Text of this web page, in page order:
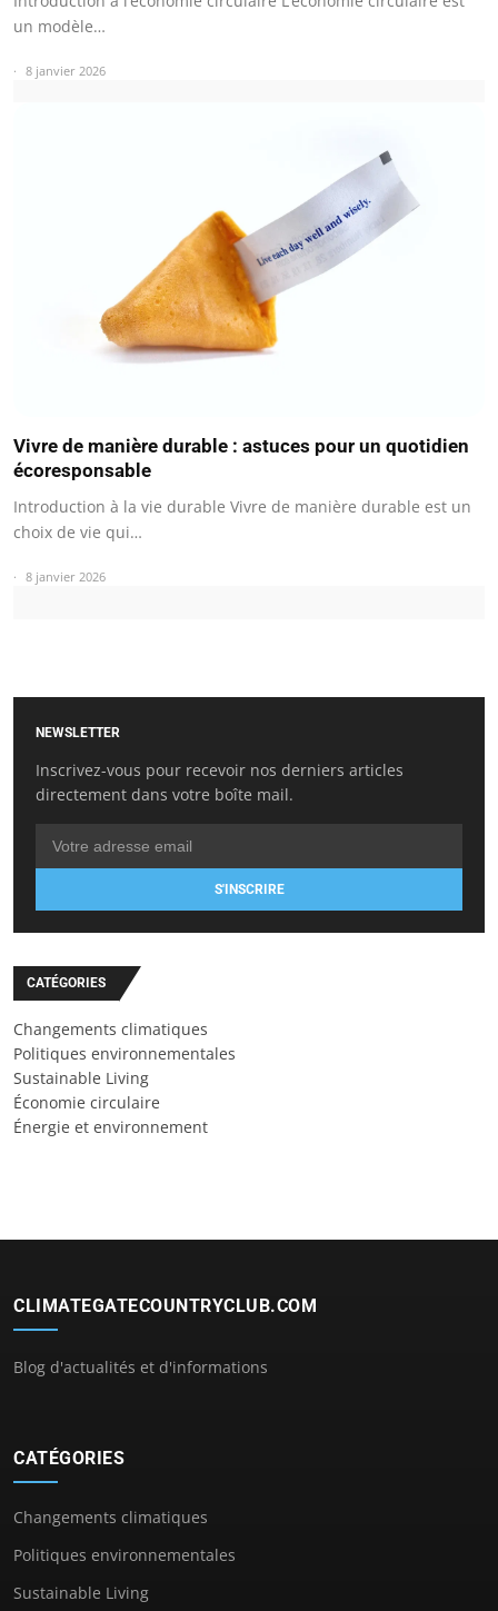
un modèle…
8 janvier 2026
Vivre de manière durable : astuces pour un quotidien
écoresponsable
Introduction à la vie durable Vivre de manière durable est un
choix de vie qui…
8 janvier 2026
NEWSLETTER
Inscrivez-vous pour recevoir nos derniers articles
directement dans votre boîte mail.
S'INSCRIRE
CATÉGORIES
Changements climatiques
Politiques environnementales
Sustainable Living
Économie circulaire
Énergie et environnement
CLIMATEGATECOUNTRYCLUB.COM
Blog d'actualités et d'informations
CATÉGORIES
Changements climatiques
Politiques environnementales
Sustainable Living